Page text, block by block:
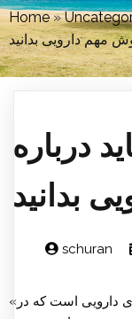
Home»
مهم دارویی بدانید
درباره
بدانید
schuran
« دارویی است که در